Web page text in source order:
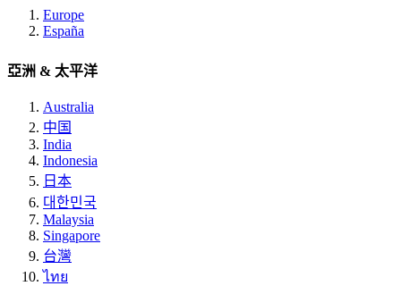
Europe
España
亞洲 & 太平洋
Australia
中国
India
Indonesia
日本
대한민국
Malaysia
Singapore
台灣
ไทย